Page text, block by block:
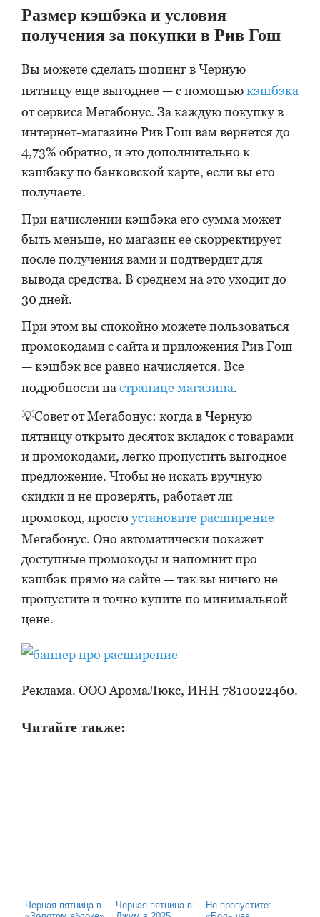
Размер кэшбэка и условия
получения за покупки в Рив Гош
Вы можете сделать шопинг в Черную
пятницу еще выгоднее — с помощьюкэшбэка
от сервиса Мегабонус. За каждую покупку в
интернет-магазине Рив Гош вам вернется до
4,73% обратно, и это дополнительно к
кэшбэку по банковской карте, если вы его
получаете.
При начислении кэшбэка его сумма может
быть меньше, но магазин ее скорректирует
после получения вами и подтвердит для
вывода средства. В среднем на это уходит до
30 дней.
При этом вы спокойно можете пользоваться
промокодами с сайта и приложения Рив Гош
— кэшбэк все равно начисляется. Все
подробности на странице магазина.
💡Совет от Мегабонус: когда в Черную
пятницу открыто десяток вкладок с товарами
и промокодами, легко пропустить выгодное
предложение. Чтобы не искать вручную
скидки и не проверять, работает ли
промокод, простоустановите расширение
Мегабонус. Оно автоматически покажет
доступные промокоды и напомнит про
кэшбэк прямо на сайте — так вы ничего не
пропустите и точно купите по минимальной
цене.
Реклама. ООО АромаЛюкс, ИНН 7810022460.
Читайте также:
Черная пятница в
Черная пятница в
Не пропустите: